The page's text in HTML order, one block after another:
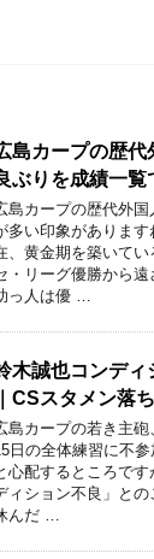
島カープの歴
ぶりを成績一覧
島カープの歴代外
多い印象がありま
、黄金期を築いて
・リーグ優勝から
っ人は優 …
木誠也コンディ
｜CSスタメン落
島カープの若き主
日の全体練習に不
心配するところで
ィション不良」と
んだ …